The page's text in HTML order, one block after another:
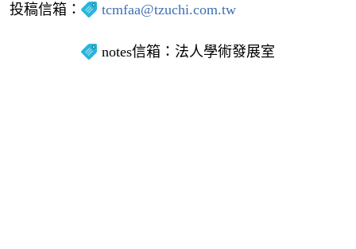
投稿信箱： tcmfaa@tzuchi.com.tw
notes信箱：法人學術發展室